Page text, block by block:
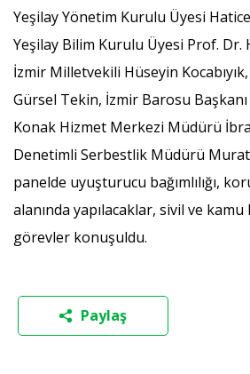
Yeşilay Yönetim Kurulu Üyesi
Yeşilay Bilim Kurulu Üyesi Prof. Dr.
İzmir Milletvekili Hüseyin
Gürsel Tekin, İzmir Barosu Başkanı
Konak Hizmet Merkezi Müdürü
Denetimli Serbestlik Müdürü Murat
panelde uyuşturucu bağımlılığı,
alanında yapılacaklar, sivil ve
görevler konuşuldu.
Paylaş